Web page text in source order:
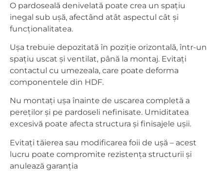
O pardoseală denivelată poate crea un spațiu
inegal sub ușă, afectând atât aspectul cât și
funcționalitatea.
Ușa trebuie depozitată în poziție orizontală, într-un
spațiu uscat și ventilat, până la montaj. Evitați
contactul cu umezeala, care poate deforma
componentele din HDF.
Nu montați ușa înainte de uscarea completă a
pereților și pe pardoseli nefinisate. Umiditatea
excesivă poate afecta structura și finisajele ușii.
Evitați tăierea sau modificarea foii de ușă – acest
lucru poate compromite rezistența structurii și
anulează garanția